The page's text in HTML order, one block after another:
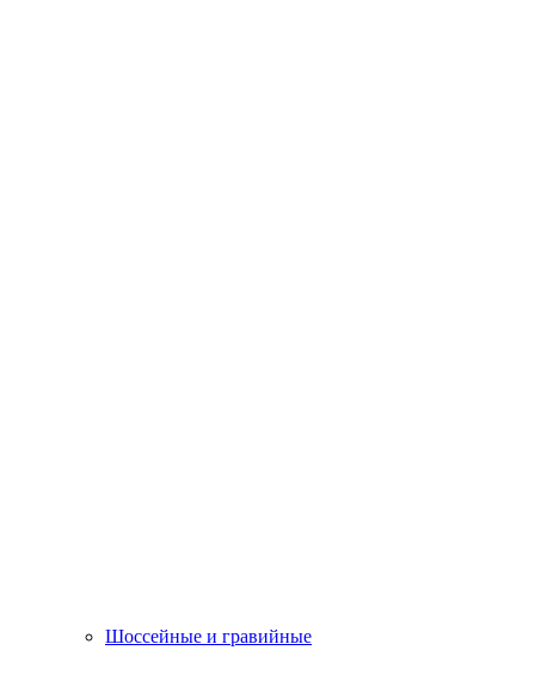
Шоссейные и гравийные